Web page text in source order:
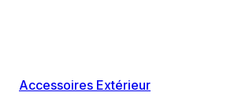
Accessoires Extérieur